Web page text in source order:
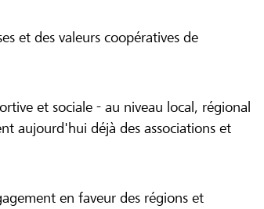
et des valeurs coopératives de
et sociale - au niveau local, régional
aujourd'hui déjà des associations et
en faveur des régions et